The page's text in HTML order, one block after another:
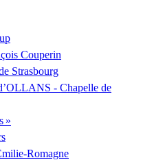
Couperin
Strasbourg
OLLANS - Chapelle de
»
Romagne